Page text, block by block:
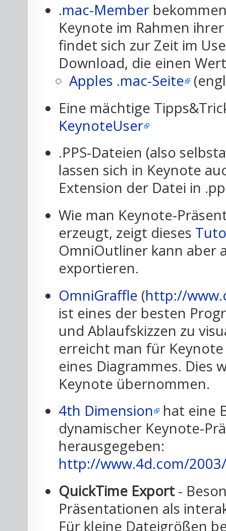
.mac-Member
Keynote im Rahmen
findet sich zur Zeit im
Download, die einen
Apples .mac-Seite
Eine mächtige
KeynoteUser
.PPS-Dateien (also
lassen sich in Keynote
Extension der Datei in
Wie man Keynote-
erzeugt, zeigt dieses
OmniOutliner kann aber
exportieren.
OmniGraffle (http://
ist eines der besten
und Ablaufskizzen zu
erreicht man für
eines Diagrammes. Dies
Keynote übernommen.
4th Dimension
hat eine
dynamischer Keynote-
herausgegeben:
http://www.4d.com/
QuickTime Export-
Präsentationen als
Für kleine Dateigrößen